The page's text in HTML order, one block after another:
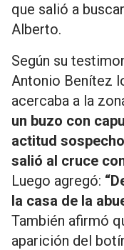
que salió a
Alberto.
Según su
Antonio Benítez
acercaba a la
un buzo con
actitud
salió al cruce
Luego agregó:
la casa de la
También afirmó
aparición del